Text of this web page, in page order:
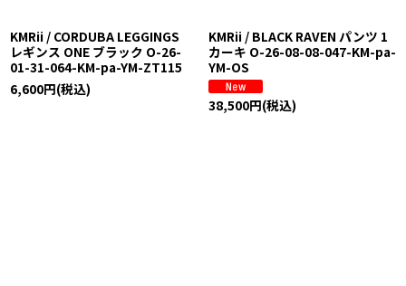
KMRii / CORDUBA LEGGINGS
レギンス ONE ブラック O-26-
01-31-064-KM-pa-YM-ZT115
6,600円(税込)
KMRii / BLACK RAVEN パンツ 1
カーキ O-26-08-08-047-KM-pa-
YM-OS
38,500円(税込)